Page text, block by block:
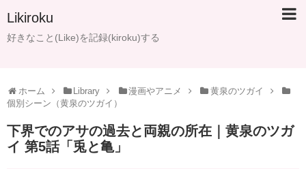
Likiroku
好きなこと(Like)を記録(kiroku)する
ホーム Library 漫画やアニメ
黄泉のツガイ
個別シーン（黄泉のツガイ）
下界でのアサの過去と両親の所在｜黄泉のツガ
イ 第5話「兎と亀」